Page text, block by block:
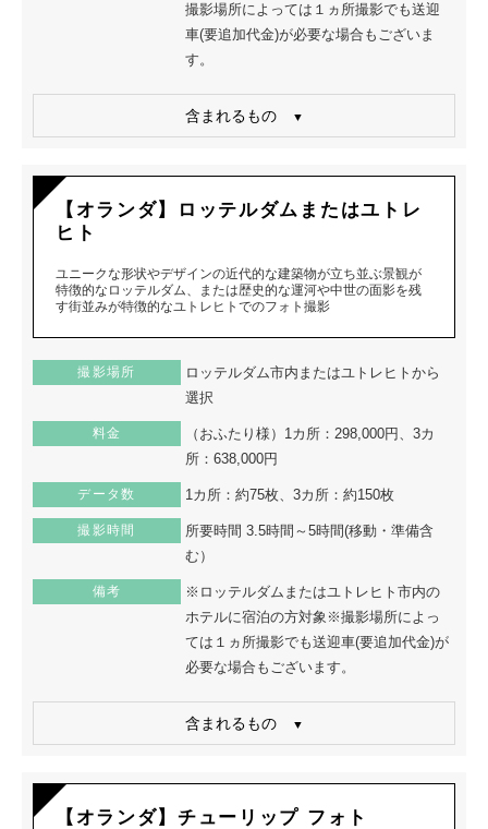
撮影場所によっては１ヵ所撮影でも送迎
車(要追加代金)が必要な場合もございま
す。
含まれるもの
【オランダ】ロッテルダムまたはユトレ
ヒト
ユニークな形状やデザインの近代的な建築物が立ち並ぶ景観が
特徴的なロッテルダム、または歴史的な運河や中世の面影を残
す街並みが特徴的なユトレヒトでのフォト撮影
撮影場所
ロッテルダム市内またはユトレヒトから
選択
料金
（おふたり様）1カ所：298,000円、3カ
所：638,000円
データ数 1カ所：約75枚、3カ所：約150枚
撮影時間
所要時間 3.5時間～5時間(移動・準備含
む）
備考
※ロッテルダムまたはユトレヒト市内の
ホテルに宿泊の方対象※撮影場所によっ
ては１ヵ所撮影でも送迎車(要追加代金)が
必要な場合もございます。
含まれるもの
【オランダ】チューリップ フォト